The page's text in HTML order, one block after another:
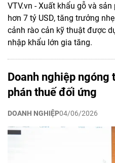
VTV.vn - Xuất khẩu gỗ và
hơn 7 tỷ USD, tăng trưởng
cảnh rào cản kỹ thuật được
nhập khẩu lớn gia tăng.
Doanh nghiệp ngóng
phán thuế đối ứng
DOANH NGHIỆP04/06/2026